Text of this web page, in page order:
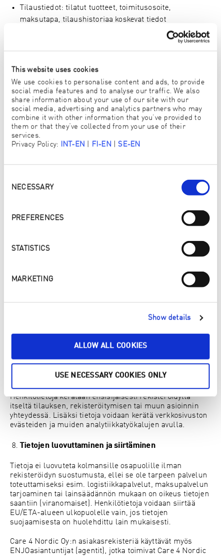
This website uses cookies
We use cookies to personalise content and ads, to provide
social media features and to analyse our traffic. We also
share information about your use of our site with our
social media, advertising and analytics partners who may
combine it with other information that you’ve provided to
them or that they’ve collected from your use of their
services.
Privacy Policy: INT-EN FI-EN SE-EN
NECESSARY
PREFERENCES
STATISTICS
MARKETING
Show details
ALLOW ALL COOKIES
USE NECESSARY COOKIES ONLY
Tilaustiedot: tilatut tuotteet, toimitusosoite,
maksutapa, tilaushistoriaa koskevat tiedot
Maksutiedot: maksun tiedot (ei tallenneta maksukortin
asiakaspalautteet, reklamaatiot sekä muu
asiakkuuteen liittyvä yhteydenpito ja viestintä
Uutiskirjeen tilaamista koskevat tiedot sekä tiedot
osallistumisesta arvontoihin tai kilpailuihin
Suostumukset ja kiellot, kuten markkinointiluvat
Tietojen säilytysaika
kalenterivuoden päättymisestä, jolloin olet viimeksi
tapaamisessa tai ENJO-ryhmätapaamisessa. Tämä
vastaa Suomen kirjanpitolain säilytysvaatimuksia.
asiakaspalvelun yhteydessä kerättyjä tietoja 7 vuotta
viimeksi ollut yhteydessä asiakaspalveluumme. Tämä
mahdollistaa reklamaatioiden ja riitatilanteiden
antanut suostumuksensa. Tiedot poistetaan, jos
Kun säilytysaika päättyy, tiedot poistetaan tai
Säännönmukaiset tietolähteet
Henkilötietoja kerätään ensisijaisesti rekisteröidyltä
itseltä tilauksen, rekisteröitymisen tai muun asioinnin
yhteydessä. Lisäksi tietoja voidaan kerätä verkkosivuston
evästeiden ja muiden analytiikkatyökalujen avulla.
Tietojen luovuttaminen ja siirtäminen
Tietoja ei luovuteta kolmansille osapuolille ilman
rekisteröidyn suostumusta, ellei se ole tarpeen palvelun
toteuttamiseksi esim. logistiikkapalvelut, maksupalvelun
tarjoaminen tai lainsäädännön mukaan on oikeus tietojen
saantiin (viranomaiset). Henkilötietoja voidaan siirtää
EU/ETA-alueen ulkopuolelle vain, jos tietojen
suojaamisesta on huolehdittu lain mukaisesti.
Care 4 Nordic Oy:n asiakasrekisteriä käyttävät myös
ENJOasiantuntijat (agentit), jotka toimivat Care 4 Nordic